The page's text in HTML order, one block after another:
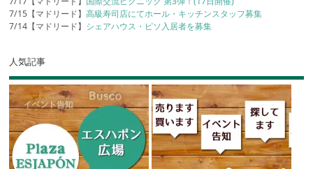
7/15【マドリード】高級寿司店にてホール・キッチンスタッフ募集
7/14【マドリード】 シェアハウス・ピソ入居者を募集
人気記事